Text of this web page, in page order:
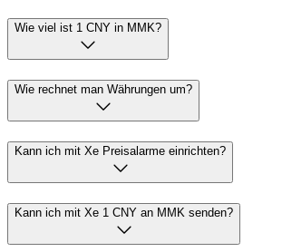
Wie viel ist 1 CNY in MMK?
Wie rechnet man Währungen um?
Kann ich mit Xe Preisalarme einrichten?
Kann ich mit Xe 1 CNY an MMK senden?